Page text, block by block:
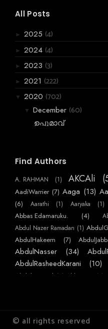
All Posts
► 2025 (4)
► 2024 (4)
► 2023 (3)
► 2021 (222)
▼ 2020 (702)
▼ December (60)
ഉപ്പുമാവ്
ബാർട്ടർ
ഹേമന്തിന്റെ
കോവിഡ്
ക്രിസ്മസ് സമ്മാനം
വിശപ്പ്
പ്രേമം
കോമാളി
യാത്ര
Find Authors
A. RAHMAN (1) AKCAli
AadiWarrier (7) Aaga (13)
(6)
Aarathi (1) Aaryaka (1)
Abbas Edamaruku. (4)
Abdul Nazer Ramadan (1)
AbdulHakeem (7)
AbdulNasser (34)
AbdulRasheedKarani (10)
Abdulmajeed (7) AbhiKattor (1)
AchuHelen (3) AchuVipin
© all rights reserved